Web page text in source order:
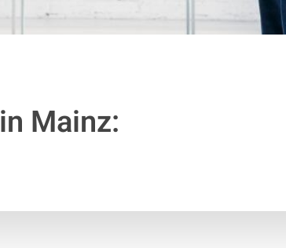
in Mainz: